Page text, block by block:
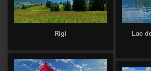
Rigi
Lac